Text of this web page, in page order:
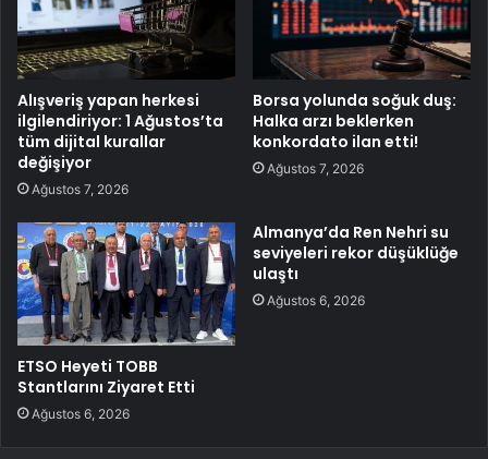
Alışveriş yapan herkesi
ilgilendiriyor: 1 Ağustos’ta
tüm dijital kurallar
değişiyor
Ağustos 7, 2026
Borsa yolunda soğuk duş:
Halka arzı beklerken
konkordato ilan etti!
Ağustos 7, 2026
ETSO Heyeti TOBB
Stantlarını Ziyaret Etti
Ağustos 6, 2026
Almanya’da Ren Nehri su
seviyeleri rekor düşüklüğe
ulaştı
Ağustos 6, 2026